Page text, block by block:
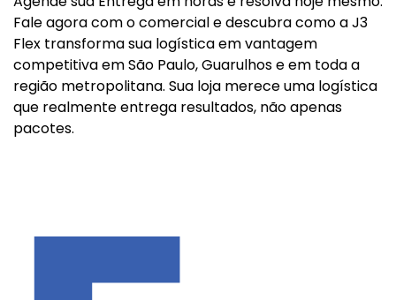
Fale agora com o comercial e descubra como a J3
Flex transforma sua logística em vantagem
competitiva em São Paulo, Guarulhos e em toda a
região metropolitana. Sua loja merece uma logística
que realmente entrega resultados, não apenas
pacotes.